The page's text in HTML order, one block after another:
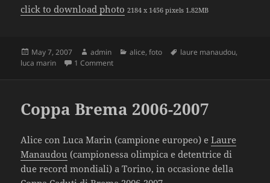
click to download photo 2184 x 1456 pixels 1.82MB
Posted
on
May 7, 2007 Author
admin Categories
alice,foto Tags
laure manaudou,
luca marin
1 Comment
Coppa Brema 2006-2007
Alice con Luca Marin (campione europeo) eLaure
Manaudou (campionessa olimpica e detentrice di
due record mondiali) a Torino, in occasione della